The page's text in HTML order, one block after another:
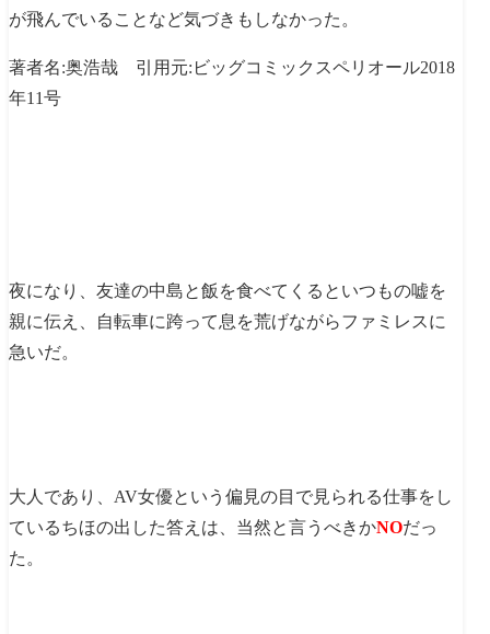
が飛んでいることなど気づきもしなかった。
著者名:奥浩哉 引用元:ビッグコミックスペリオール2018
年11号
夜になり、友達の中島と飯を食べてくるといつもの嘘を
親に伝え、自転車に跨って息を荒げながらファミレスに
急いだ。
大人であり、AV女優という偏見の目で見られる仕事をし
ているちほの出した答えは、当然と言うべきかNOだっ
た。